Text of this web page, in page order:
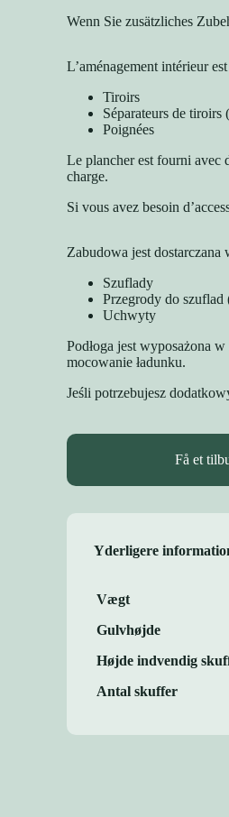
Wenn Sie zusätzliches
L’aménagement intérieur
Tiroirs
Séparateurs de tiroirs
Poignées
Le plancher est fourni avec
charge.
Si vous avez besoin
Zabudowa jest dostarczana
Szuflady
Przegrody do
Uchwyty
Podłoga jest wyposażona
mocowanie ładunku.
Jeśli potrzebujesz
Få et
Yderligere
Vægt
Gulvhøjde
Højde indvendig
Antal skuffer